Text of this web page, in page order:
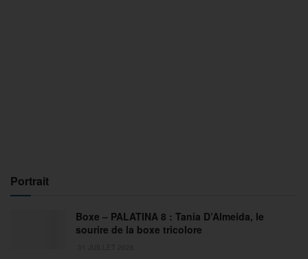
Portrait
Boxe – PALATINA 8 : Tania D’Almeida, le
sourire de la boxe tricolore